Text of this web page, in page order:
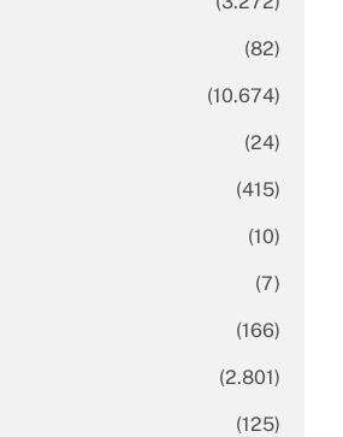
(82)
(10.674)
(24)
(415)
(10)
(7)
(166)
(2.801)
(125)